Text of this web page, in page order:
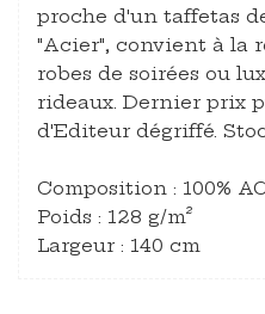
proche d'un taffetas
"Acier", convient à la
robes de soirées ou
rideaux. Dernier prix
d'Editeur dégriffé.
Composition : 100%
Poids : 128 g/m²
Largeur : 140 cm